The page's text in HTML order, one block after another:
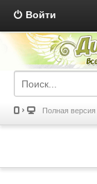
Войти
Полная версия